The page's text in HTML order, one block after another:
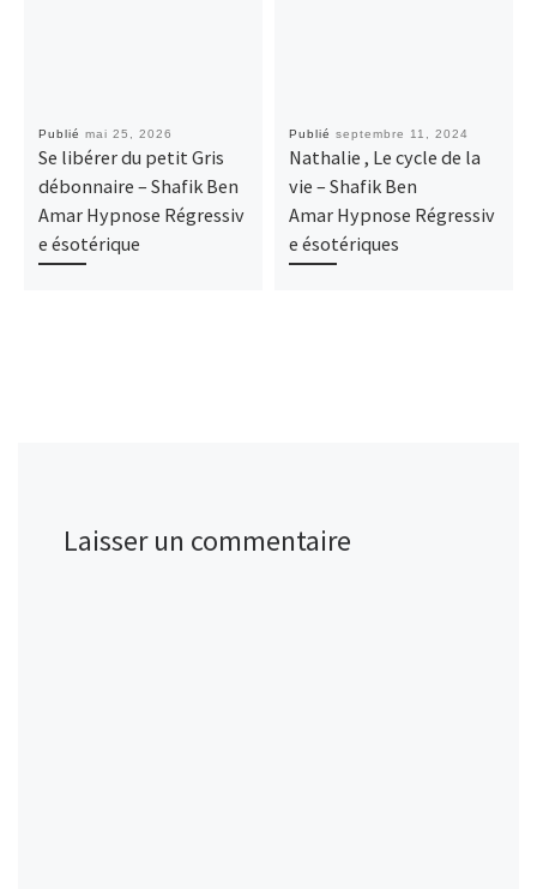
Publié mai 25, 2026
Se libérer du petit Gris
débonnaire – Shafik Ben
Amar Hypnose Régressiv
e ésotérique
Publié septembre 11, 2024
Nathalie , Le cycle de la
vie – Shafik Ben
Amar Hypnose Régressiv
e ésotériques
Laisser un commentaire